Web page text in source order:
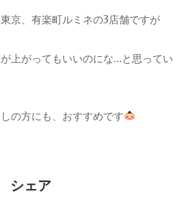
京、有楽町ルミネの3店舗ですが
上がってもいいのにな…と思ってい
の方にも、おすすめです
シェア